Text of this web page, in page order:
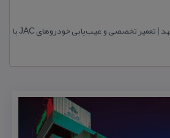
امداد خودرو جك در مشهد | تعمیر تخصصی و عیب‌یابی خودروهای JAC با